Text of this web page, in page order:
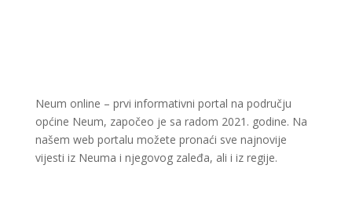
Neum online – prvi informativni portal na području
općine Neum, započeo je sa radom 2021. godine. Na
našem web portalu možete pronaći sve najnovije
vijesti iz Neuma i njegovog zaleđa, ali i iz regije.